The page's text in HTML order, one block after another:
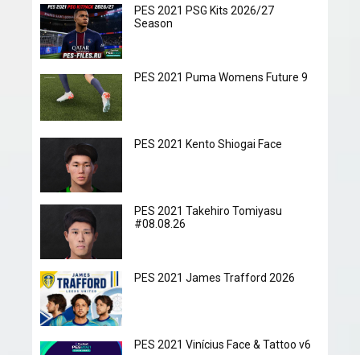
PES 2021 PSG Kits 2026/27
Season
PES 2021 Puma Womens Future 9
PES 2021 Kento Shiogai Face
PES 2021 Takehiro Tomiyasu
#08.08.26
PES 2021 James Trafford 2026
PES 2021 Vinícius Face & Tattoo v6